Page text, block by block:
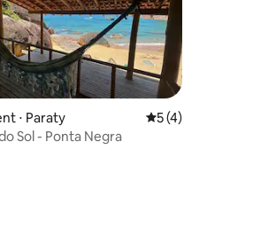
⋅ Paraty Évaluation
5 (4)
Sol - Ponta Negra